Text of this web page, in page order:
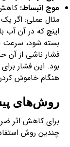
موج انبساط:
بود. این فشار
هنگام خاموش
روش‌های
چندین روش